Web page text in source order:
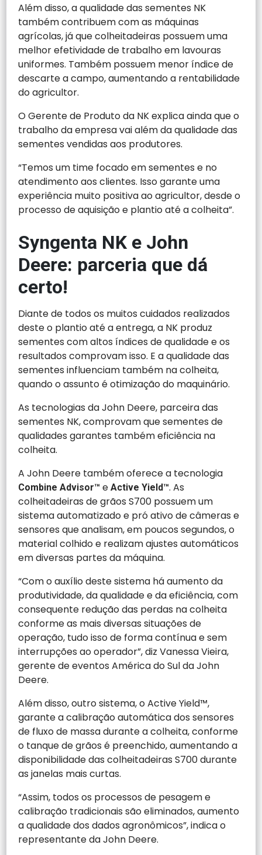
Além disso, a qualidade das sementes NK
também contribuem com as máquinas
agrícolas, já que colheitadeiras possuem uma
melhor efetividade de trabalho em lavouras
uniformes. Também possuem menor índice de
descarte a campo, aumentando a rentabilidade
do agricultor.
O Gerente de Produto da NK explica ainda que o
trabalho da empresa vai além da qualidade das
sementes vendidas aos produtores.
“Temos um time focado em sementes e no
atendimento aos clientes. Isso garante uma
experiência muito positiva ao agricultor, desde o
processo de aquisição e plantio até a colheita”.
Syngenta NK e John
Deere: parceria que dá
certo!
Diante de todos os muitos cuidados realizados
deste o plantio até a entrega, a NK produz
sementes com altos índices de qualidade e os
resultados comprovam isso. E a qualidade das
sementes influenciam também na colheita,
quando o assunto é otimização do maquinário.
As tecnologias da John Deere, parceira das
sementes NK, comprovam que sementes de
qualidades garantes também eficiência na
colheita.
A John Deere também oferece a tecnologia
Combine Advisor™ eActive Yield™. As
colheitadeiras de grãos S700 possuem um
sistema automatizado e pró ativo de câmeras e
sensores que analisam, em poucos segundos, o
material colhido e realizam ajustes automáticos
em diversas partes da máquina.
“Com o auxílio deste sistema há aumento da
produtividade, da qualidade e da eficiência, com
consequente redução das perdas na colheita
conforme as mais diversas situações de
operação, tudo isso de forma contínua e sem
interrupções ao operador”, diz Vanessa Vieira,
gerente de eventos América do Sul da John
Deere.
Além disso, outro sistema, o Active Yield™,
garante a calibração automática dos sensores
de fluxo de massa durante a colheita, conforme
o tanque de grãos é preenchido, aumentando a
disponibilidade das colheitadeiras S700 durante
as janelas mais curtas.
“Assim, todos os processos de pesagem e
calibração tradicionais são eliminados, aumento
a qualidade dos dados agronômicos”, indica o
representante da John Deere.